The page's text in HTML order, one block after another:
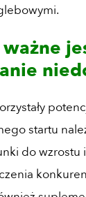
startu
do wzrostu